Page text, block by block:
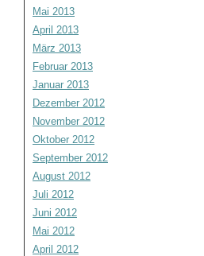
Mai 2013
April 2013
März 2013
Februar 2013
Januar 2013
Dezember 2012
November 2012
Oktober 2012
September 2012
August 2012
Juli 2012
Juni 2012
Mai 2012
April 2012